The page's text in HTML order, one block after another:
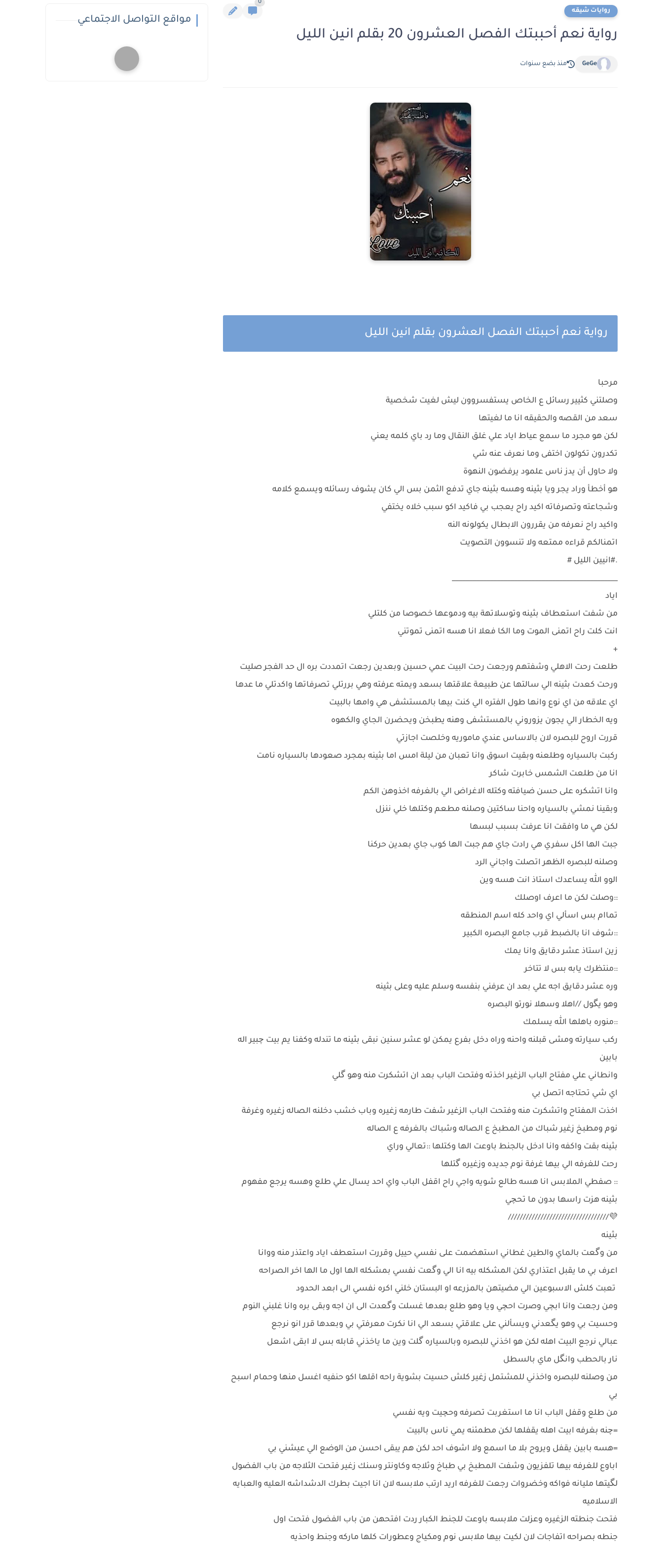
روايات شيقه
0
رواية نعم أحببتك الفصل العشرون 20 بقلم انين الليل
GeGe منذ بضع سنوات
رواية نعم أحببتك الفصل العشرون بقلم انين الليل
مرحبا
وصلتني كثيير رسائل ع الخاص يستفسروون ليش لغيت شخصية
سعد من القصه والحقيقه انا ما لغيتها
لكن هو مجرد ما سمع عياط اياد علي غلق النقال وما رد باي كلمه يعني
تكدرون تكولون اختفى وما نعرف عنه شي
ولا حاول أن يدز ناس علمود يرفضون النهوة
هو أخطأ وراد يجر ويا بثينه وهسه بثينه جاي تدفع الثمن بس الي كان يشوف رسائله ويسمع كلامه
وشجاعته وتصرفاته اكيد راح يعجب بي فاكيد اكو سبب خلاه يختفي
واكيد راح نعرفه من يقررون الابطال يكولونه النه
اتمنالكم قراءه ممتعه ولا تنسوون التصويت
.#انيين الليل #
________________________________________________
اياد
من شفت استعطاف بثينه وتوسلاتهة بيه ودموعها خصوصا من كلتلي
انت كلت راح اتمنى الموت وما الكا فعلا انا هسه اتمنى تموتني
+
طلعت رحت الاهلي وشفتهم ورجعت رحت البيت عمي حسين وبعدين رجعت اتمددت بره ال حد الفجر صليت
ورحت كعدت بثينه الي سالتها عن طبيعة علاقتها بسعد ويمته عرفته وهي بررتلي تصرفاتها واكدتلي ما عدها
اي علاقه من اي نوع وانها طول الفتره الي كنت بيها بالمستشفى هي وامها بالبيت
ويه الخطار الي يجون يزوروني بالمستشفى وهنه يطبخن ويحضرن الجاي والكهوه
قررت اروح للبصره لان بالاساس عندي ماموريه وخلصت اجازتي
ركبت بالسياره وطلعنه وبقيت اسوق وانا تعبان من ليلة امس اما بثينه بمجرد صعودها بالسياره نامت
انا من طلعت الشمس خابرت شاكر
وانا اتشكره على حسن ضيافته وكتله الاغراض الي بالغرفه اخذوهن الكم
وبقينا نمشي بالسياره واحنا ساكتين وصلنه مطعم وكتلها خلي ننزل
لكن هي ما وافقت انا عرفت بسبب لبسها
جبت الها اكل سفري هي رادت جاي هم جبت الها كوب جاي بعدين حركنا
وصلنه للبصره الظهر اتصلت واجاني الرد
الوو الله يساعدك استاذ انت هسه وين
::وصلت لكن ما اعرف اوصلك
تماام بس اسألي اي واحد كله اسم المنطقه
::شوف انا بالضبط قرب جامع البصره الكبير
زين استاذ عشر دقايق وانا يمك
::منتظرك يابه بس لا تتاخر
وره عشر دقايق اجه علي بعد ان عرفني بنفسه وسلم عليه وعلى بثينه
وهو يگول //اهلا وسهلا نورتو البصره
::منوره باهلها الله يسلمك
ركب سيارته ومشى قبلنه واحنه وراه دخل بفرع يمكن لو عشر سنين نبقى بثينه ما تندله وكفنا يم بيت چبير اله
بابين
وانطاني علي مفتاح الباب الزغير اخذته وفتحت الباب بعد ان اتشكرت منه وهو گلي
اي شي تحتاجه اتصل بي
اخذت المفتاح واتشكرت منه وفتحت الباب الزغير شفت طارمه زغيره وباب خشب دخلنه الصاله زغيره وغرفة
نوم ومطبخ زغير شباك من المطبخ ع الصاله وشباك بالغرفه ع الصاله
بثينه بقت واكفه وانا ادخل بالجنط باوعت الها وكتلها ::تعالي وراي
رحت للغرفه الي بيها غرفة نوم جديده وزغيره گتلها
:: صفطي الملابس انا هسه طالع شويه واجي راح اقفل الباب واي احد يسال علي طلع وهسه يرجع مفهوم
بثينه هزت راسها بدون ما تحچي
💜//////////////////////////////////
بثينه
من وگعت بالماي والطين غطاني استهضمت على نفسي حييل وقررت استعطف اياد واعتذر منه ووانا
اعرف بي ما يقبل اعتذاري لكن المشكله بيه انا الي وگعت نفسي بمشكله الها اول ما الها اخر الصراحه
تعبت كلش الاسبوعين الي مضيتهن بالمزرعه او البستان خلني اكره نفسي الى ابعد الحدود
ومن رجعت وانا ابچي وصرت احچي ويا وهو طلع بعدها غسلت وگعدت الى ان اجه وبقى بره وانا غلبني النوم
وحسيت بي وهو يگعدني ويسألني على علاقتي بسعد الي انا نكرت معرفتي بي وبعدها قرر انو نرجع
عبالي نرجع البيت اهله لكن هو اخذني للبصره وبالسياره گلت وين ما ياخذني قابله بس لا ابقى اشعل
نار بالحطب وانگل ماي بالسطل
من وصلنه للبصره واخذني للمشتمل زغير كلش حسيت بشوية راحه اقلها اكو حنفيه اغسل منها وحمام اسبح
بي
من طلع وقفل الباب انا ما استغربت تصرفه وحچيت ويه نفسي
=چنه بغرفه ابيت اهله يقفلها لكن مطمئنه يمي ناس بالبيت
=هسه بابين يقفل ويروح بلا ما اسمع ولا اشوف احد لكن هم يبقى احسن من الوضع الي عيشني بي
اباوع للغرفه بيها تلفزيون وشفت المطبخ بي طباخ وثلاجه وكاونتر وسنك زغير فتحت الثلاجه من باب الفضول
لگيتها مليانه فواكه وخضروات رجعت للغرفه اريد ارتب ملابسه لان انا اجيت بطرك الدشداشه العليه والعبايه
الاسلاميه
فتحت جنطته الزغيره وعزلت ملابسه باوعت للجنط الكبار ردت افتحهن من باب الفضول فتحت اول
جنطه بصراحه اتفاجات لان لكيت بيها ملابس نوم ومكياج وعطورات كلها ماركه وجنط واحذيه
مواقع التواصل الاجتماعي